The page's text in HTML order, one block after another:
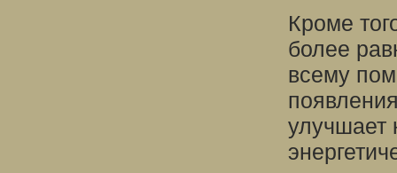
Кроме
более
всему
улучшает